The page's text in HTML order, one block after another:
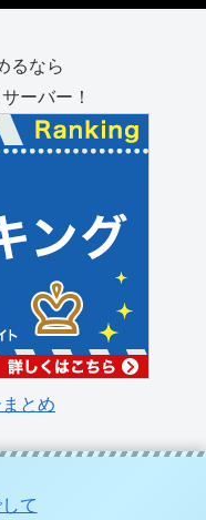
るなら
ーバー！
とめ
て